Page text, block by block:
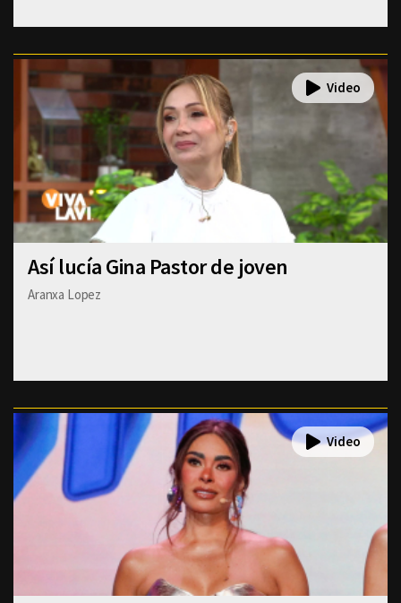
Así lucía Gina Pastor de joven
Aranxa Lopez